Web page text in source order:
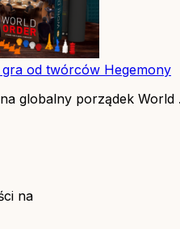
gra od twórców Hegemony
globalny porządek World
na